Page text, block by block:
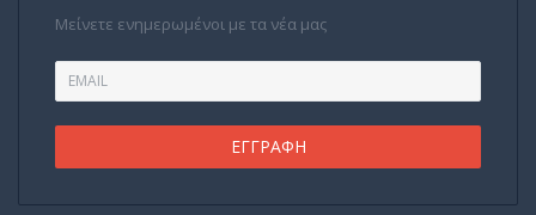
Μείνετε ενημερωμένοι με τα νέα μας